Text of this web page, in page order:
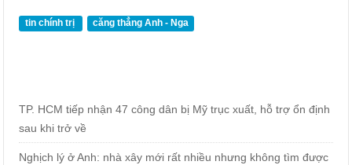
tin chính trị căng thẳng Anh - Nga
TP. HCM tiếp nhận 47 công dân bị Mỹ trục xuất, hỗ trợ ổn định
sau khi trở về
Nghịch lý ở Anh: nhà xây mới rất nhiều nhưng không tìm được